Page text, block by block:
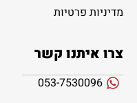
מדיניות פרטיות
צרו איתנו קשר
053-7530096